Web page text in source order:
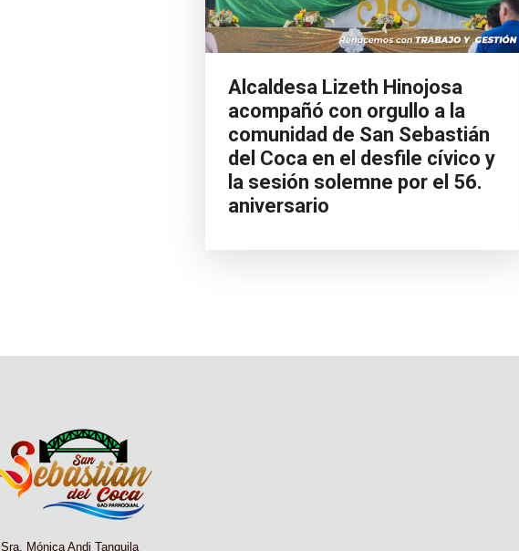
Alcaldesa Lizeth Hinojosa
acompañó con orgullo a la
comunidad de San Sebastián
del Coca en el desfile cívico y
la sesión solemne por el 56.
aniversario
Sra. Mónica Andi Tanguila